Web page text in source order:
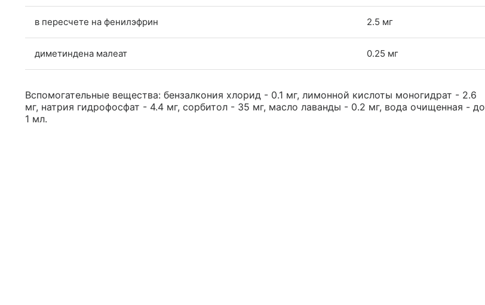
в пересчете на фенилэфрин 2.5 мг
диметиндена малеат 0.25 мг
Вспомогательные вещества: бензалкония хлорид - 0.1 мг, лимонной кислоты моногидрат - 2.6
мг, натрия гидрофосфат - 4.4 мг, сорбитол - 35 мг, масло лаванды - 0.2 мг, вода очищенная - до
1 мл.